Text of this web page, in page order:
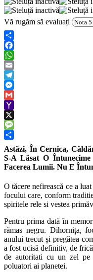
Vă rugăm să evaluați
Share
Facebook
WhatsApp
Email
Telegram
Messenger
Gmail
Yahoo
Mail
X
Message
Share
Astăzi, În Cernica,
S-A Lăsat O
Facerea Lumii. Nu E
O tăcere nefirească ce a
focului care, conform
spiritele rele si vestea
Pentru prima dată în
rămas negru. Dihornița,
anului trecut și pregătea
a fost ucisă definitiv, de
de autoritati cu un zel
poluatori ai planetei.